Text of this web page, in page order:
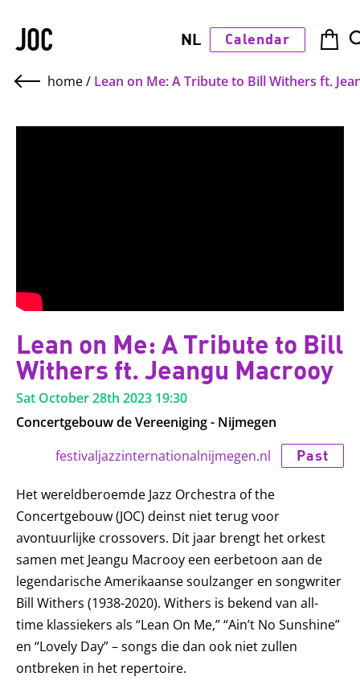
JOC NL Calendar
home/ Lean on Me: A Tribute to Bill Withers ft.
Lean on Me: A Tribute to Bill
Withers ft. Jeangu Macrooy
Sat October 28th 2023 19:30
Concertgebouw de Vereeniging - Nijmegen
festivaljazzinternationalnijmegen.nl
Past
Het wereldberoemde Jazz Orchestra of the
Concertgebouw (JOC) deinst niet terug voor
avontuurlijke crossovers. Dit jaar brengt het orkest
samen met Jeangu Macrooy een eerbetoon aan de
legendarische Amerikaanse soulzanger en songwriter
Bill Withers (1938-2020). Withers is bekend van all-
time klassiekers als “Lean On Me,” “Ain’t No Sunshine”
en “Lovely Day” – songs die dan ook niet zullen
ontbreken in het repertoire.